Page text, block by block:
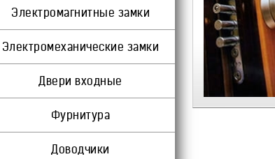
Электромагнитные замки
Электромеханические замки
Двери входные
Фурнитура
Доводчики